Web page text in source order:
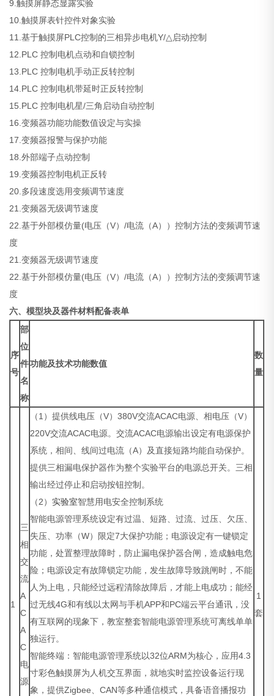
9.触摸屏静态显露实验
10.触摸屏表针控件对象实验
11.基于触摸屏PLC控制的三相异步电机Y/△启动控制
12.PLC 控制电机点动和自锁控制
13.PLC 控制电机手动正反转控制
14.PLC 控制电机带延时正反转控制
15.PLC 控制电机星/三角启动自动控制
16.变频器功能功能数值设定与实操
17.变频器报警与保护功能
18.外部端子点动控制
19.变频器控制电机正反转
20.多段速度选用变频调节速度
21.变频器无级调节速度
22.基于外部模仿量(电压（V）/电流（A））控制方法的变频调节速
度
21.变频器无级调节速度
22.基于外部模仿量(电压（V）/电流（A））控制方法的变频调节速
度
六、模型块及器件材料配备表单
序
号
部
位
件
名
称
功能及技术功能数值
数
量
1
三
相
交
流
A
C
A
C
电
源
（1）提供线电压（V）380V交流ACAC电源、相电压（V）
220V交流ACAC电源。交流ACAC电源输出设定有电源保护
系统，相间、线间过电流（A）及直接短路均能自动保护。
提供三相漏电保护器作为整个实验平台的电源总开关。三相
输出经过停止和启动按钮控制。
（2） 实验室智慧用电安全控制系统
智能电源管理系统设定有过温、短路、过流、过压、欠压、
失压、功率（W）限定7大保护功能；电源设定有一键锁定
功能，处置整理故障时，防止漏电保护器合闸，造成触电危
险；电源设定有故障锁定功能，发生故障导致跳闸时，不能
人为上电，只能经过远程清除故障后，才能上电成功；能经
过无线4G和有线以太网与手机APP和PC端云平台通讯，没
有互联网的现象下，教室整套智能电源管理系统可离线单单
独运行。
智能终端：智能电源管理系统以32位ARM为核心，应用4.3
寸彩色触摸屏为人机交互界面，就地实时监控设备运行现
象，提供Zigbee、CAN等多种通信模式，具备语音播报功
1
套